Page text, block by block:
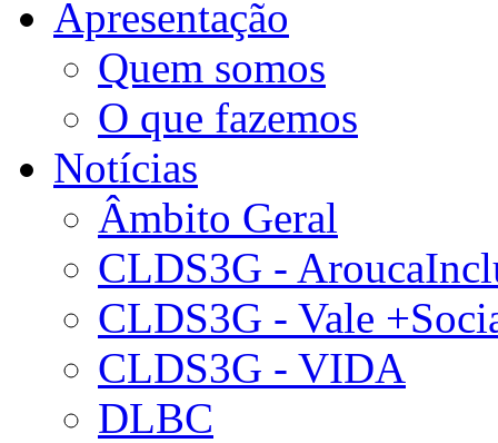
Apresentação
Quem somos
O que fazemos
Notícias
Âmbito Geral
CLDS3G -
CLDS3G - Vale
CLDS3G - VIDA
DLBC